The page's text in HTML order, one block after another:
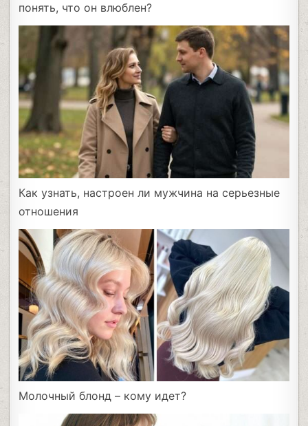
понять, что он влюблен?
Как узнать, настроен ли мужчина на серьезные
отношения
Молочный блонд – кому идет?